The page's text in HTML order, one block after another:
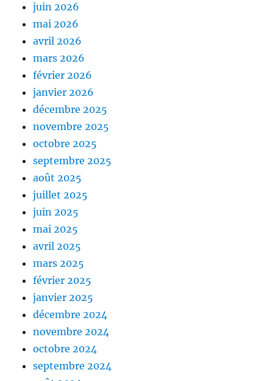
juin 2026
mai 2026
avril 2026
mars 2026
février 2026
janvier 2026
décembre 2025
novembre 2025
octobre 2025
septembre 2025
août 2025
juillet 2025
juin 2025
mai 2025
avril 2025
mars 2025
février 2025
janvier 2025
décembre 2024
novembre 2024
octobre 2024
septembre 2024